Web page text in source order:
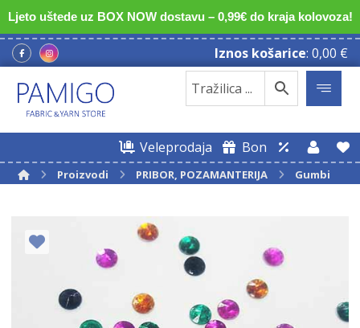
Ljeto uštede uz BOX NOW dostavu – 0,99€ do kraja kolovoza!
Iznos košarice: 0,00 €
Veleprodaja Bon
Proizvodi PRIBOR, POZAMANTERIJA Gumbi